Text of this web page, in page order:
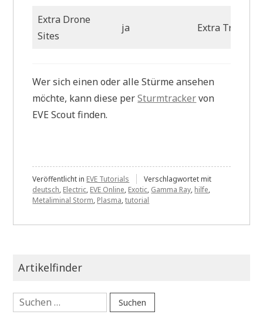
Extra Drone
Sites
ja Extra Trig
Wer sich einen oder alle Stürme ansehen
möchte, kann diese perSturmtrackervon
EVE Scout finden.
Veröffentlicht in EVE Tutorials
Verschlagwortet mit
deutsch, Electric, EVE Online, Exotic, Gamma Ray, hilfe,
Metaliminal Storm, Plasma,tutorial
Artikelfinder
Suchen
nach: